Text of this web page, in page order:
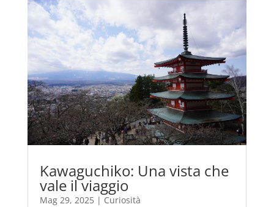
Kawaguchiko: Una vista che
vale il viaggio
Mag 29, 2025| Curiosità